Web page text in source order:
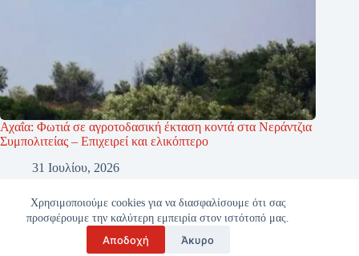
Χρησιμοποιούμε cookies για να διασφαλίσουμε ότι σας
προσφέρουμε την καλύτερη εμπειρία στον ιστότοπό μας.
Αποδοχή Άκυρο
Αχαΐα: Φωτιά σε αγροτοδασική έκταση κοντά στα Νεράντζια
Συμπολιτείας – Επιχειρεί και ελικόπτερο
31 Ιουλίου, 2026